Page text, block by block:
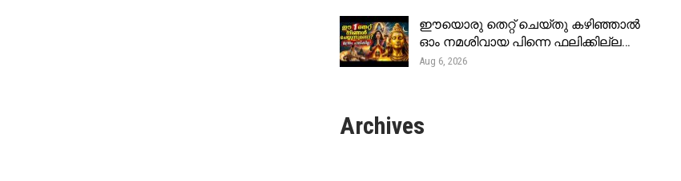
ഈയൊരു തെറ്റ് ചെയ്തു കഴിഞ്ഞാൽ
ഓം നമശിവായ പിന്നെ ഫലിക്കില്ല…
Aug 6, 2026
Archives